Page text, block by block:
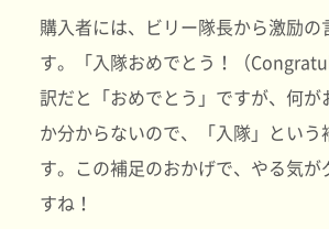
購入者には、ビリー隊長から激励の
す。「入隊おめでとう！（
訳だと「おめでとう」ですが、何が
か分からないので、「入隊」という
す。この補足のおかげで、やる気が
すね！